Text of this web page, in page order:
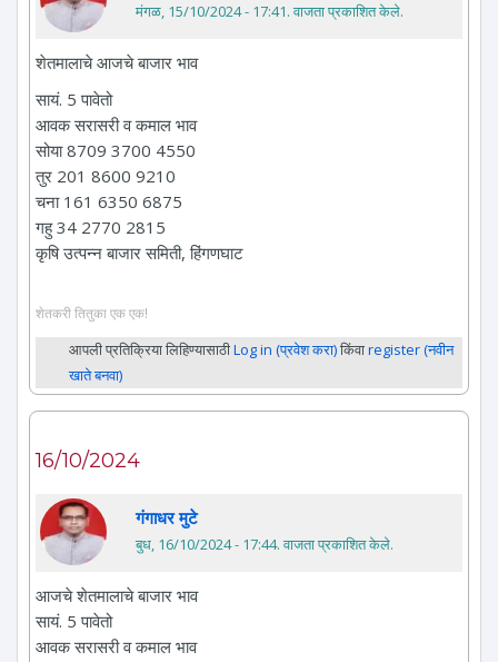
मंगळ, 15/10/2024 - 17:41. वाजता प्रकाशित केले.
शेतमालाचे आजचे बाजार भाव
सायं. 5 पावेतो
आवक सरासरी व कमाल भाव
सोया 8709 3700 4550
तुर 201 8600 9210
चना 161 6350 6875
गहु 34 2770 2815
कृषि उत्पन्न बाजार समिती, हिंगणघाट
शेतकरी तितुका एक एक!
आपली प्रतिक्रिया लिहिण्यासाठीLog in (प्रवेश करा)किंवाregister (नवीन
खाते बनवा)
16/10/2024
गंगाधर मुटे
बुध, 16/10/2024 - 17:44. वाजता प्रकाशित केले.
आजचे शेतमालाचे बाजार भाव
सायं. 5 पावेतो
आवक सरासरी व कमाल भाव